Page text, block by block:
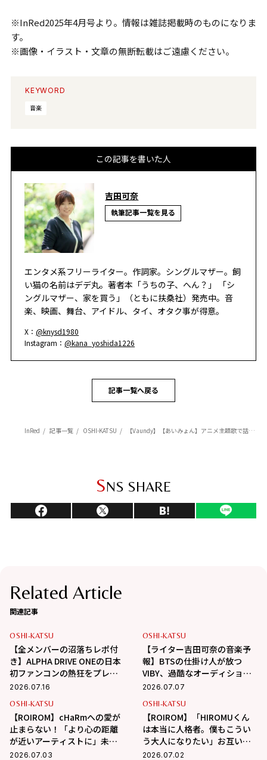
※InRed2025年4月号より。情報は雑誌掲載時のものになりま
す。
※画像・イラスト・文章の無断転載はご遠慮ください。
KEYWORD
音楽
この記事を書いた人
吉田可奈
執筆記事一覧を見る
エンタメ系フリーライター。作詞家。シングルマザー。飼
い猫の名前はデデ丸。著者本「うちの子、へん？」 「シ
ングルマザー、家を買う」（ともに扶桑社）発売中。音
楽、映画、舞台、アイドル、タイ、オタク事が得意。
X：@knysd1980
Instagram：@kana_yoshida1226
記事一覧へ戻る
InRed 記事一覧 OSHI-KATSU 【Vaundy】【あいみょん】アニメ主題歌で話題! 人気アーティストの新作
SNS SHARE
Related Article
関連記事
OSHI-KATSU
【全メンバーの沼落ちレポ付
き】ALPHA DRIVE ONEの日本
初ファンコンの熱狂をプレイ
バック！
2026.07.16
OSHI-KATSU
【ライター吉田可奈の音楽予
報】BTSの仕掛け人が放つ
VIBY、過酷なオーディション
を勝ち抜いたH//PE
がついにデビュー！
2026.07.07
OSHI-KATSU
【ROIROM】cHaRmへの愛が
止まらない！「より心の距離
が近いアーティストに」未来
の展望＆ROIの忘れ物事件
2026.07.03
OSHI-KATSU
【ROIROM】「HIROMUくん
は本当に人格者。僕もこうい
う大人になりたい」お互いへ
のリスペクト、パワーの源、
2026.07.02